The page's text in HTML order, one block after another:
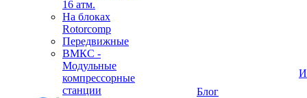
16 атм.
На блоках
Rotorcomp
Передвижные
ВМКС -
Модульные
компрессорные
станции
Блог